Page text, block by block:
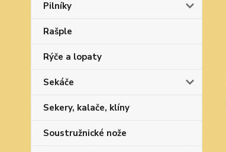
Pilníky
Rašple
Rýče a lopaty
Sekáče
Sekery, kalače, klíny
Soustružnické nože